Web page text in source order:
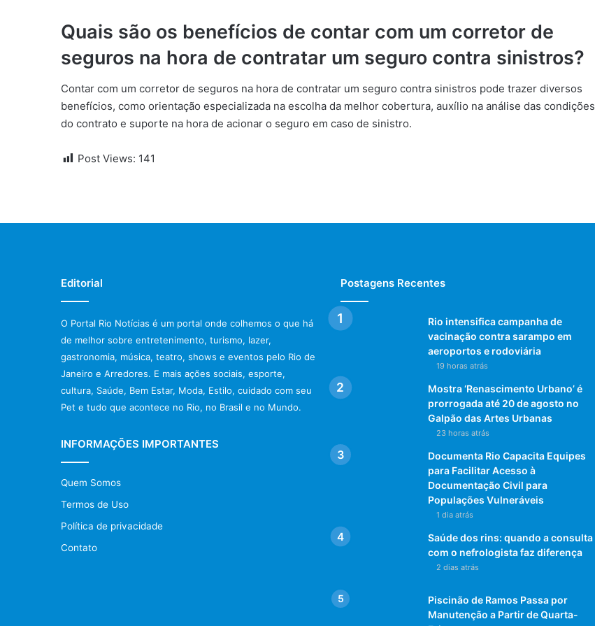
Quais são os benefícios de contar com um corretor de
seguros na hora de contratar um seguro contra sinistros?
Contar com um corretor de seguros na hora de contratar um seguro contra sinistros pode trazer diversos
benefícios, como orientação especializada na escolha da melhor cobertura, auxílio na análise das condições
do contrato e suporte na hora de acionar o seguro em caso de sinistro.
Post Views: 141
Editorial
O Portal Rio Notícias é um portal onde colhemos o que há
de melhor sobre entretenimento, turismo, lazer,
gastronomia, música, teatro, shows e eventos pelo Rio de
Janeiro e Arredores. E mais ações sociais, esporte,
cultura, Saúde, Bem Estar, Moda, Estilo, cuidado com seu
Pet e tudo que acontece no Rio, no Brasil e no Mundo.
INFORMAÇÕES IMPORTANTES
Quem Somos
Termos de Uso
Política de privacidade
Contato
Postagens Recentes
Rio intensifica campanha de
vacinação contra sarampo em
aeroportos e rodoviária
19 horas atrás
Mostra ‘Renascimento Urbano’ é
prorrogada até 20 de agosto no
Galpão das Artes Urbanas
23 horas atrás
Documenta Rio Capacita Equipes
para Facilitar Acesso à
Documentação Civil para
Populações Vulneráveis
1 dia atrás
Saúde dos rins: quando a consulta
com o nefrologista faz diferença
2 dias atrás
Piscinão de Ramos Passa por
Manutenção a Partir de Quarta-